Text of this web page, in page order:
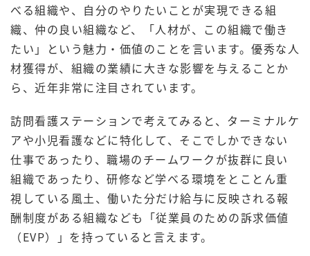
べる組織や、自分のやりたいことが実現できる組
織、仲の良い組織など、「人材が、この組織で働き
たい」という魅力・価値のことを言います。優秀な人
材獲得が、組織の業績に大きな影響を与えることか
ら、近年非常に注目されています。
訪問看護ステーションで考えてみると、ターミナルケ
アや小児看護などに特化して、そこでしかできない
仕事であったり、職場のチームワークが抜群に良い
組織であったり、研修など学べる環境をとことん重
視している風土、働いた分だけ給与に反映される報
酬制度がある組織なども「従業員のための訴求価値
（EVP）」を持っていると言えます。